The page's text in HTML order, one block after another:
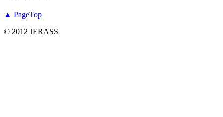
▲ PageTop
© 2012 JERASS